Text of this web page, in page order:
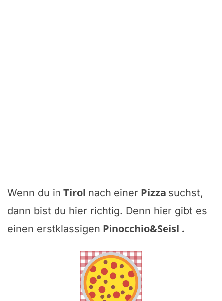
Wenn du in Tirol nach einer Pizza suchst,
dann bist du hier richtig. Denn hier gibt es
einen erstklassigen Pinocchio&Seisl .